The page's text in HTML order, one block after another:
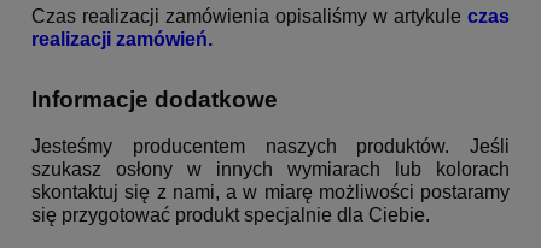
Czas realizacji zamówienia opisaliśmy w artykule czas
realizacji zamówień.
Informacje dodatkowe
Jesteśmy producentem naszych produktów. Jeśli
szukasz osłony w innych wymiarach lub kolorach
skontaktuj się z nami, a w miarę możliwości postaramy
się przygotować produkt specjalnie dla Ciebie.